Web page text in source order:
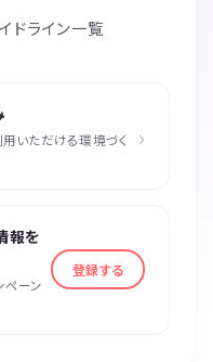
ドライン一覧
いただける環境づく
›
報を
ペーン
登録する